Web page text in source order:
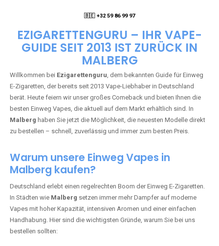
🇧🇪 +32 59 86 99 97
EZIGARETTENGURU – IHR VAPE-
GUIDE SEIT 2013 IST ZURÜCK IN
MALBERG
Willkommen bei Ezigarettenguru, dem bekannten Guide für Einweg
E-Zigaretten, der bereits seit 2013 Vape-Liebhaber in Deutschland
berät. Heute feiern wir unser großes Comeback und bieten Ihnen die
besten Einweg Vapes, die aktuell auf dem Markt erhältlich sind. In
Malberg haben Sie jetzt die Möglichkeit, die neuesten Modelle direkt
zu bestellen – schnell, zuverlässig und immer zum besten Preis.
Warum unsere Einweg Vapes in
Malberg kaufen?
Deutschland erlebt einen regelrechten Boom der Einweg E-Zigaretten.
In Städten wie Malberg setzen immer mehr Dampfer auf moderne
Vapes mit hoher Kapazität, intensiven Aromen und einer einfachen
Handhabung. Hier sind die wichtigsten Gründe, warum Sie bei uns
bestellen sollten: